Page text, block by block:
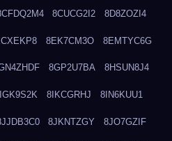
8CUCG2I2 8D8ZOZI4
8EK7CM3O 8EMTYC6G
8GP2U7BA 8HSUN8J4
8IKCGRHJ 8IN6KUU1
8JKNTZGY 8JO7GZIF